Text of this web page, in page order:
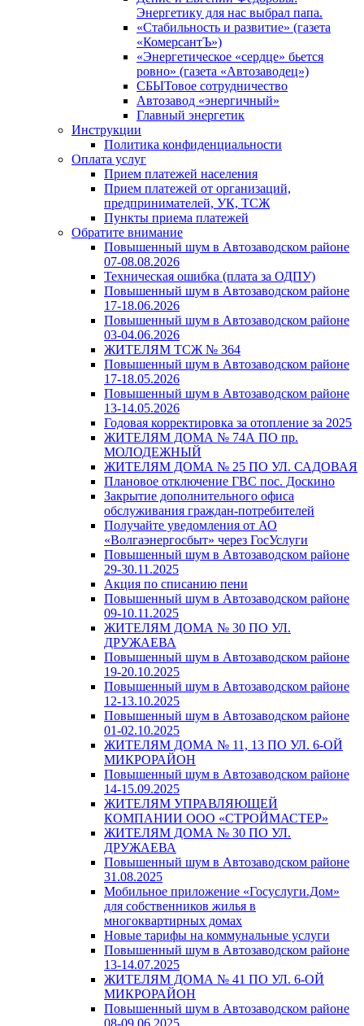
Энергетику для нас выбрал папа.
«Стабильность и развитие» (газета
«КомерсантЪ»)
«Энергетическое «сердце» бьется
ровно» (газета «Автозаводец»)
СБЫТовое сотрудничество
Автозавод «энергичный»
Главный энергетик
Инструкции
Политика конфиденциальности
Оплата услуг
Прием платежей населения
Прием платежей от организаций,
предпринимателей, УК, ТСЖ
Пункты приема платежей
Обратите внимание
Повышенный шум в Автозаводском районе
07-08.08.2026
Техническая ошибка (плата за ОДПУ)
Повышенный шум в Автозаводском районе
17-18.06.2026
Повышенный шум в Автозаводском районе
03-04.06.2026
ЖИТЕЛЯМ ТСЖ № 364
Повышенный шум в Автозаводском районе
17-18.05.2026
Повышенный шум в Автозаводском районе
13-14.05.2026
Годовая корректировка за отопление за 2025
ЖИТЕЛЯМ ДОМА № 74А ПО пр.
МОЛОДЕЖНЫЙ
ЖИТЕЛЯМ ДОМА № 25 ПО УЛ. САДОВАЯ
Плановое отключение ГВС пос. Доскино
Закрытие дополнительного офиса
обслуживания граждан-потребителей
Получайте уведомления от АО
«Волгаэнергосбыт» через ГосУслуги
Повышенный шум в Автозаводском районе
29-30.11.2025
Акция по списанию пени
Повышенный шум в Автозаводском районе
09-10.11.2025
ЖИТЕЛЯМ ДОМА № 30 ПО УЛ.
ДРУЖАЕВА
Повышенный шум в Автозаводском районе
19-20.10.2025
Повышенный шум в Автозаводском районе
12-13.10.2025
Повышенный шум в Автозаводском районе
01-02.10.2025
ЖИТЕЛЯМ ДОМА № 11, 13 ПО УЛ. 6-ОЙ
МИКРОРАЙОН
Повышенный шум в Автозаводском районе
14-15.09.2025
ЖИТЕЛЯМ УПРАВЛЯЮЩЕЙ
КОМПАНИИ ООО «СТРОЙМАСТЕР»
ЖИТЕЛЯМ ДОМА № 30 ПО УЛ.
ДРУЖАЕВА
Повышенный шум в Автозаводском районе
31.08.2025
Мобильное приложение «Госуслуги.Дом»
для собственников жилья в
многоквартирных домах
Новые тарифы на коммунальные услуги
Повышенный шум в Автозаводском районе
13-14.07.2025
ЖИТЕЛЯМ ДОМА № 41 ПО УЛ. 6-ОЙ
МИКРОРАЙОН
Повышенный шум в Автозаводском районе